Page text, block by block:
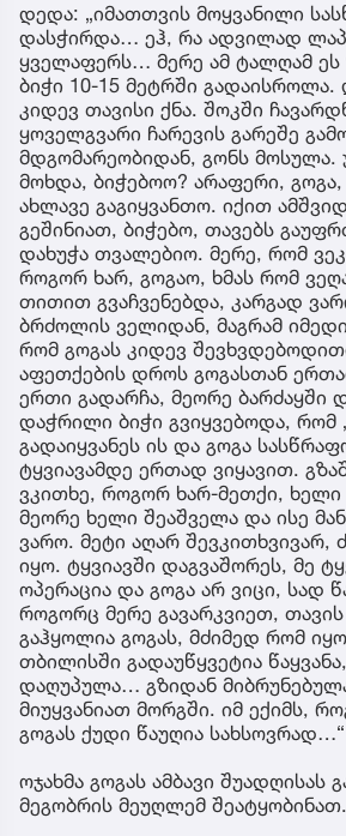
დედა: „იმათთვის მოყვანილი
დასჭირდა… ეჰ, რა ადვილად
ყველაფერს… მერე ამ ტალღამ ეს
ბიჭი 10-15 მეტრში გადაისროლა.
კიდევ თავისი ქნა. შოკში
ყოველგვარი ჩარევის გარეშე
მდგომარეობიდან, გონს მოსულა.
მოხდა, ბიჭებოო? არაფერი,
ახლავე გაგიყვანთო. იქით
გეშინიათ, ბიჭებო, თავებს
დახუჭა თვალებიო. მერე, რომ
როგორ ხარ, გოგაო, ხმას რომ
თითით გვაჩვენებდა, კარგად
ბრძოლის ველიდან, მაგრამ
რომ გოგას კიდევ
აფეთქების დროს გოგასთან
ერთი გადარჩა, მეორე ბარძაყში
დაჭრილი ბიჭი გვიყვებოდა, რომ
გადაიყვანეს ის და გოგა
ტყვიავამდე ერთად ვიყავით.
ვკითხე, როგორ ხარ-მეთქი, ხელი
მეორე ხელი შეაშველა და ისე
ვარო. მეტი აღარ შევკითხვივარ,
იყო. ტყვიავში დაგვაშორეს, მე
ოპერაცია და გოგა არ ვიცი, სად
როგორც მერე გავარკვიეთ,
გაჰყოლია გოგას, მძიმედ რომ
თბილისში გადაუწყვეტია
დაღუპულა… გზიდან
მიუყვანიათ მორგში. იმ ექიმს,
გოგას ქუდი წაუღია სახსოვრად…“
ოჯახმა გოგას ამბავი შუადღისას
მეგობრის მეუღლემ შეატყობინათ.